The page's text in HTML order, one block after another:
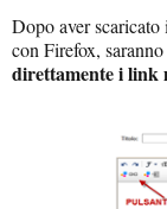
Dopo aver
con Firefox,
direttamente i link